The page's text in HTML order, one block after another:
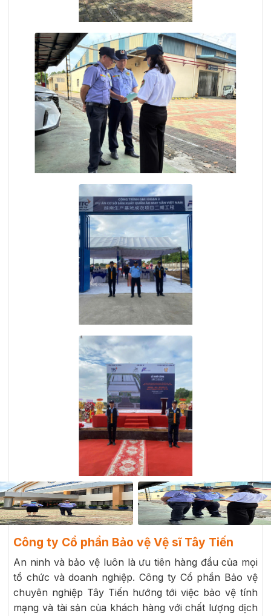
Công ty Cổ phần Bảo vệ Vệ sĩ Tây Tiến
An ninh và bảo vệ luôn là ưu tiên hàng đầu của mọi
tổ chức và doanh nghiệp. Công ty Cổ phần Bảo vệ
chuyên nghiệp Tây Tiến hướng tới việc bảo vệ tính
mạng và tài sản của khách hàng với chất lượng dịch